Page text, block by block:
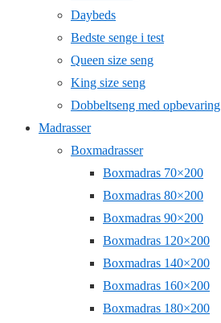
Daybeds
Bedste senge i test
Queen size seng
King size seng
Dobbeltseng med opbevaring
Madrasser
Boxmadrasser
Boxmadras 70×200
Boxmadras 80×200
Boxmadras 90×200
Boxmadras 120×200
Boxmadras 140×200
Boxmadras 160×200
Boxmadras 180×200